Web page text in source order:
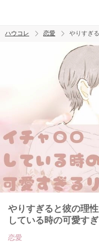
トレンド ワード
ハウコレ 恋愛 やりすぎ
やりすぎると彼の理
している時の可愛す
恋愛